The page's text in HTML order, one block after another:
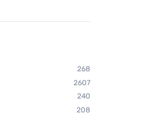
268
2607
240
208